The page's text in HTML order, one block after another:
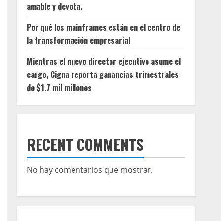
amable y devota.
Por qué los mainframes están en el centro de
la transformación empresarial
Mientras el nuevo director ejecutivo asume el
cargo, Cigna reporta ganancias trimestrales
de $1.7 mil millones
RECENT COMMENTS
No hay comentarios que mostrar.